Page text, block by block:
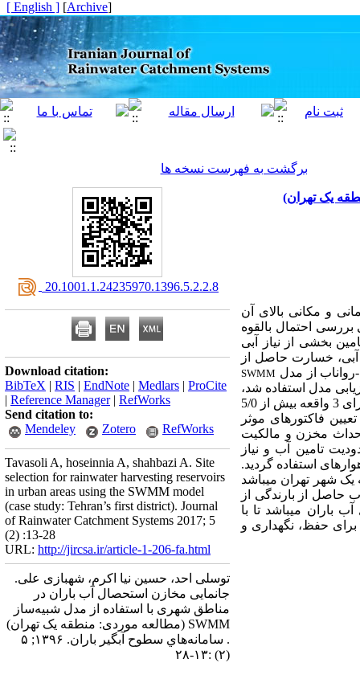
[
Archive
]
[ English ]
برگشت به فهرست نسخه ها
و مکانی بالای آن
احتمال بالقوه
بخشی از نیاز آبی
آبی، خسارت حاصل از
از مدل SWMM
مدل از 2 واقعه برای واسنجی مدل و 1 واقعه برای ارزیابی مدل استفاده شد،
به منظور ارزیابی کارایی مدل از ضریب ناش­ساتکلیف استفاده شد، با توجه به این که مقدار ناش به دست آمده برای 3 واقعه بیش از 5/0
فاکتورهای موثر
مخزن و مالکیت
تامین آب و نیاز
استفاده گردید.
یک شهر تهران می­باشد
دو و پنج ساله حدود 3891 و 4880 متر مکعب رواناب حاصل از بارندگی از
باران می­باشد تا با
برای حفظ، نگهداری و
‎ 20.1001.1.24235970.1396.5.2.2.8
Download citation:
BibTeX | RIS | EndNote | Medlars | ProCite
| Reference Manager| RefWorks
Send citation to:
Mendeley
Zotero RefWorks
Tavasoli A, hoseinnia A, shahbazi A. Site
selection for rainwater harvesting reservoirs
in urban areas using the SWMM model
(case study: Tehran’s first district). Journal
of Rainwater Catchment Systems 2017; 5
(2) :13-28
URL: http://jircsa.ir/article-1-206-fa.html
توسلی احد، حسین نیا اکرم، شهبازی علی.
جانمایی مخازن استحصال آب باران در
مناطق شهری با استفاده از مدل شبیه‌ساز
SWMM (مطالعه موردی: منطقه یک تهران)
. سامانه‌هاي سطوح آبگير باران. ۱۳۹۶; ۵
(۲) :۱۳-۲۸